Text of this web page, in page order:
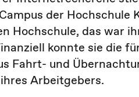
der Hochschule
Hochschule, das war
konnte sie die
Fahrt- und
Arbeitgebers.